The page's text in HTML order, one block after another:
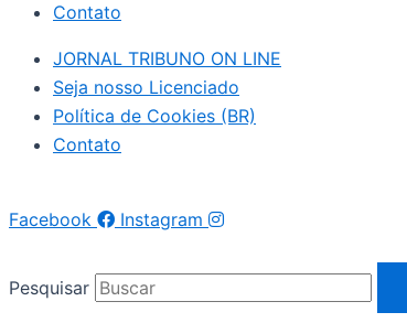
Contato
JORNAL TRIBUNO ON LINE
Seja nosso Licenciado
Política de Cookies (BR)
Contato
Facebook Instagram
Pesquisar